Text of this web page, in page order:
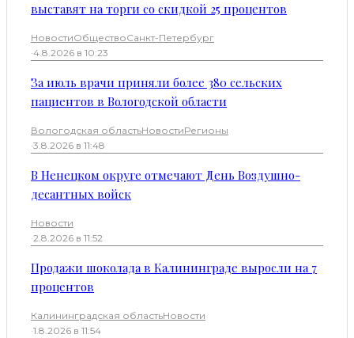
выставят на торги со скидкой 25 процентов
НовостиОбществоСанкт-Петербург
·4.8.2026 в 10:23
За июль врачи приняли более 380 сельских
пациентов в Вологодской области
Вологодская областьНовостиРегионы
·3.8.2026 в 11:48
В Ненецком округе отмечают День Воздушно-
десантных войск
Новости
·2.8.2026 в 11:52
Продажи шоколада в Калининграде выросли на 7
процентов
Калининградская областьНовости
·1.8.2026 в 11:54